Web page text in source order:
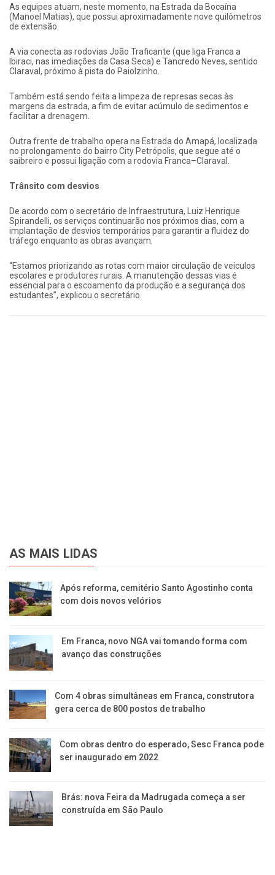
As equipes atuam, neste momento, na Estrada da Bocaína
(Manoel Matias), que possui aproximadamente nove quilômetros
de extensão.
A via conecta as rodovias João Traficante (que liga Franca a
Ibiraci, nas imediações da Casa Seca) e Tancredo Neves, sentido
Claraval, próximo à pista do Paiolzinho.
Também está sendo feita a limpeza de represas secas às
margens da estrada, a fim de evitar acúmulo de sedimentos e
facilitar a drenagem.
Outra frente de trabalho opera na Estrada do Amapá, localizada
no prolongamento do bairro City Petrópolis, que segue até o
saibreiro e possui ligação com a rodovia Franca–Claraval.
Trânsito com desvios
De acordo com o secretário de Infraestrutura, Luiz Henrique
Spirandelli, os serviços continuarão nos próximos dias, com a
implantação de desvios temporários para garantir a fluidez do
tráfego enquanto as obras avançam.
“Estamos priorizando as rotas com maior circulação de veículos
escolares e produtores rurais. A manutenção dessas vias é
essencial para o escoamento da produção e a segurança dos
estudantes”, explicou o secretário.
AS MAIS LIDAS
Após reforma, cemitério Santo Agostinho conta
com dois novos velórios
Em Franca, novo NGA vai tomando forma com
avanço das construções
Com 4 obras simultâneas em Franca, construtora
gera cerca de 800 postos de trabalho
Com obras dentro do esperado, Sesc Franca pode
ser inaugurado em 2022
Brás: nova Feira da Madrugada começa a ser
construída em São Paulo